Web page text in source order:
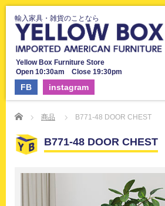
輸入家具・雑貨のことなら
Yellow Box Furniture Store
Open 10:30am Close 19:30pm
FB instagram
Home 商品 B771-48 DOOR CHEST
B771-48 DOOR CHEST